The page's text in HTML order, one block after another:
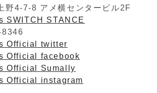
野4-7-8 アメ横センタービル2F
SWITCH STANCE
Official twitter
Official facebook
Official Sumally
Official instagram